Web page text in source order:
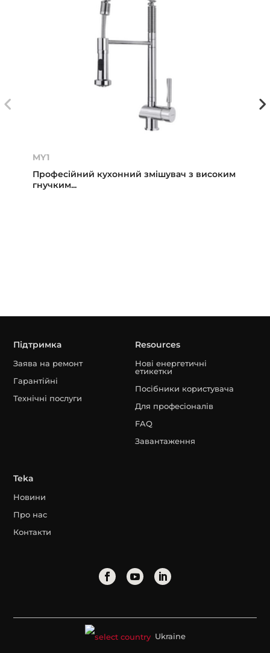
MY1
Професійний кухонний змішувач з високим
гнучким...
Підтримка
Заява на ремонт
Гарантійні
Технічні послуги
Resources
Нові енергетичні
етикетки
Посібники користувача
Для професіоналів
FAQ
Завантаження
Teka
Новини
Про нас
Контакти
Ukraine